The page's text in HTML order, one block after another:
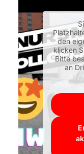
den
klicken
Bitte
an